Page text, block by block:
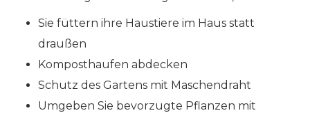
Sie füttern ihre Haustiere im Haus statt
draußen
Komposthaufen abdecken
Schutz des Gartens mit Maschendraht
Umgeben Sie bevorzugte Pflanzen mit